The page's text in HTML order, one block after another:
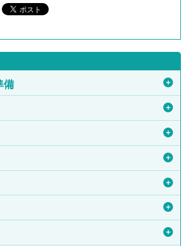
備 ＋
＋
＋
＋
＋
＋
＋